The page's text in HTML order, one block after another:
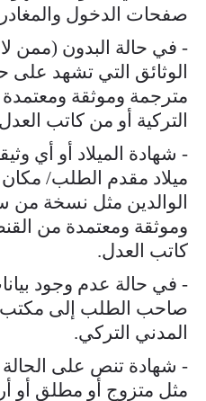
صفحات الدخول
- في حالة البدون (ممن
الوثائق التي تشهد على
مترجمة وموثقة
التركية أو من كاتب
- شهادة الميلاد أو أي
ميلاد مقدم الطلب/
الوالدين مثل نسخة من
وموثقة ومعتمدة من
كاتب العدل.
- في حالة عدم وجود
صاحب الطلب إلى
المدني التركي.
- شهادة تنص على الحالة
مثل متزوج أو مطلق أو